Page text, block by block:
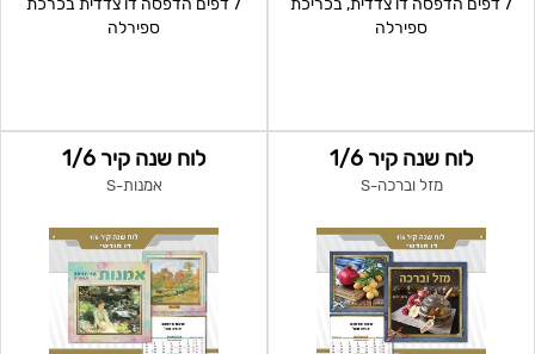
7 דפים הדפסה דו צדדית, בכריכת
ספירלה
7 דפים הדפסה דו צדדית בכרכת
ספירלה
לוח שנה קיר 1/6
מזל וברכה-S
לוח שנה קיר 1/6
אמנות-S